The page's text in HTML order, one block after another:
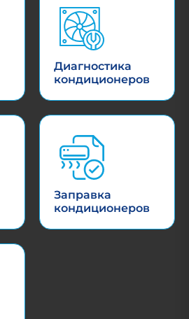
Диагностика
кондиционеров
Заправка
кондиционеров